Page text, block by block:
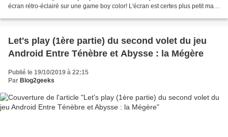
écran rétro-éclairé sur une game boy color! L'écran est certes plus petit mais
Let's play (1ère partie) du second volet du jeu
Android Entre Ténèbre et Abysse : la Mégère
Publié le 19/10/2019 à 22:15
Par Blog2geeks